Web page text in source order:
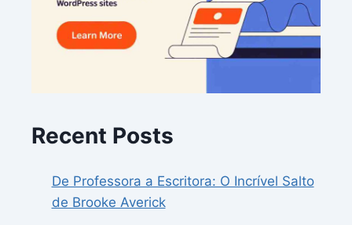
Recent Posts
De Professora a Escritora: O Incrível Salto
de Brooke Averick